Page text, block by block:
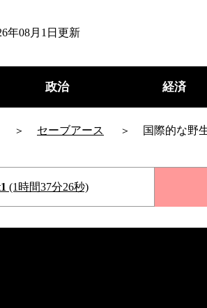
年08月1日更新
政治 経済
セーブアース 国際的な野
(1時間37分26秒)